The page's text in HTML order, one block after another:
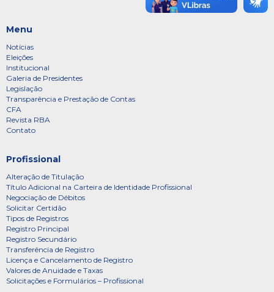
Menu
Notícias
Eleições
Institucional
Galeria de Presidentes
Legislação
Transparência e Prestação de Contas
CFA
Revista RBA
Contato
Profissional
Alteração de Titulação
Título Adicional na Carteira de Identidade Profissional
Negociação de Débitos
Solicitar Certidão
Tipos de Registros
Registro Principal
Registro Secundário
Transferência de Registro
Licença e Cancelamento de Registro
Valores de Anuidade e Taxas
Solicitações e Formulários – Profissional